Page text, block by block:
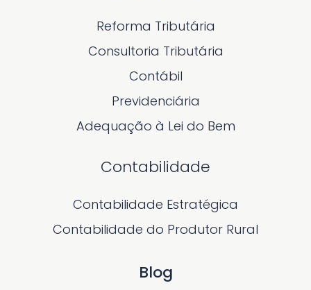
Reforma Tributária
Consultoria Tributária
Contábil
Previdenciária
Adequação à Lei do Bem
Contabilidade
Contabilidade Estratégica
Contabilidade do Produtor Rural
Blog